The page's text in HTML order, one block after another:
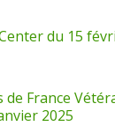
du 15
de France
2025